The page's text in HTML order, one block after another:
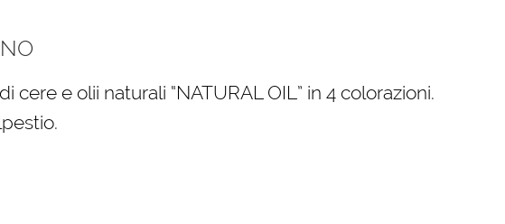
e olii naturali “NATURAL OIL” in 4 colorazioni.